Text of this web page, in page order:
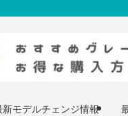
新モデルチェンジ情報